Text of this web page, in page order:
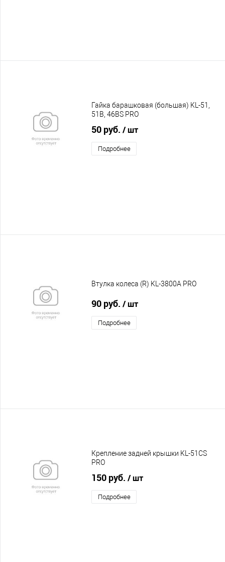
Гайка барашковая (большая) KL-51,
51B, 46BS PRO
50 руб. / шт
Подробнее
Втулка колеса (R) KL-3800A PRO
90 руб. / шт
Подробнее
Крепление задней крышки KL-51CS
PRO
150 руб. / шт
Подробнее